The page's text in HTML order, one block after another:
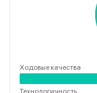
Ходовые качества
Технологичность